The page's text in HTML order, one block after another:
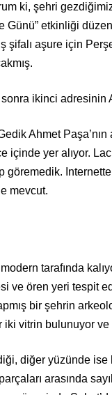
ki, şehri
etkinliği
şifalı aşure için
ikinci
Ahmet Paşa’nın
içinde yer alıyor.
göremedik.
mevcut.
tarafında
ve ören yeri tespit
bir şehrin
iki vitrin bulunuyor
diğer yüzünde
arasında